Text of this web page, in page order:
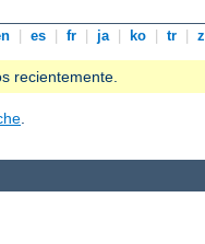
es fr ja ko tr
recientemente.
.